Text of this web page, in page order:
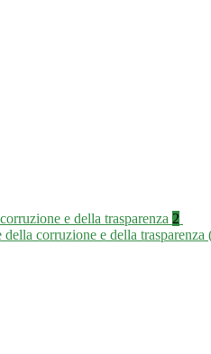
e della trasparenza 2
corruzione e della